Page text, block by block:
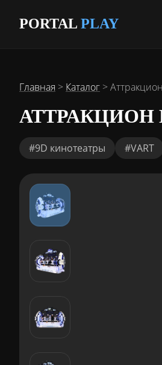
PORTAL PLAY
Главная > Каталог >
АТТРАКЦИОН
#9D кинотеатры #VART